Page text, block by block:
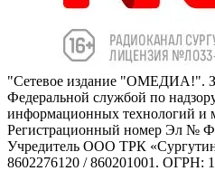
"Сетевое издание "ОМЕДИА!".
Федеральной службой по
информационных технологий и
Регистрационный номер Эл №
Учредитель ООО ТРК
8602276120 / 860201001. ОГРН: